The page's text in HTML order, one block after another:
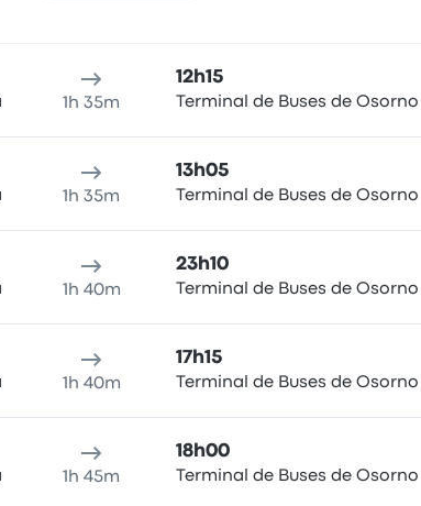
1h 35m
12h15
Terminal de Buses de Osorno
1h 35m
13h05
Terminal de Buses de Osorno
1h 40m
23h10
Terminal de Buses de Osorno
1h 40m
17h15
Terminal de Buses de Osorno
1h 45m
18h00
Terminal de Buses de Osorno